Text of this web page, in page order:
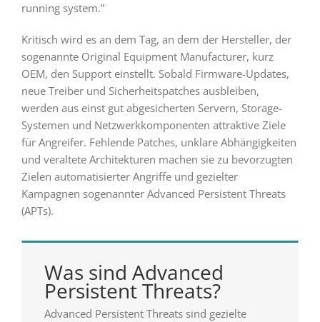
running system.”
Kritisch wird es an dem Tag, an dem der Hersteller, der
sogenannte Original Equipment Manufacturer, kurz
OEM, den Support einstellt. Sobald Firmware-Updates,
neue Treiber und Sicherheitspatches ausbleiben,
werden aus einst gut abgesicherten Servern, Storage-
Systemen und Netzwerkkomponenten attraktive Ziele
für Angreifer. Fehlende Patches, unklare Abhängigkeiten
und veraltete Architekturen machen sie zu bevorzugten
Zielen automatisierter Angriffe und gezielter
Kampagnen sogenannter Advanced Persistent Threats
(APTs).
Was sind Advanced
Persistent Threats?
Advanced Persistent Threats sind gezielte